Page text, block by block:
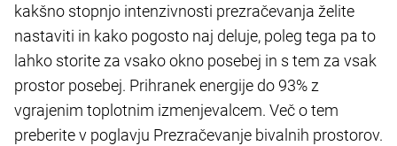
kakšno stopnjo intenzivnosti prezračevanja želite
nastaviti in kako pogosto naj deluje, poleg tega pa to
lahko storite za vsako okno posebej in s tem za vsak
prostor posebej. Prihranek energije do 93% z
vgrajenim toplotnim izmenjevalcem. Več o tem
preberite v poglavju Prezračevanje bivalnih prostorov.